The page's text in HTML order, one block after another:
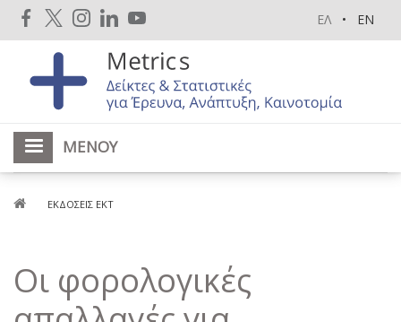
Παράκαμψη
προς
κυρίως
ΕΛ EN
ΜΕΝΟΎ
Breadcrumb
ΕΚΔΌΣΕΙΣ ΕΚΤ
Οι φορολογικές